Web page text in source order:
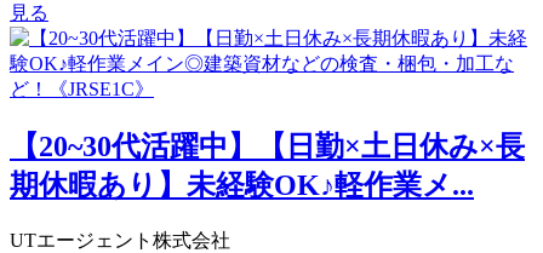
見る
【20~30代活躍中】【日勤×土日休み×長
期休暇あり】未経験OK♪軽作業メ...
UTエージェント株式会社